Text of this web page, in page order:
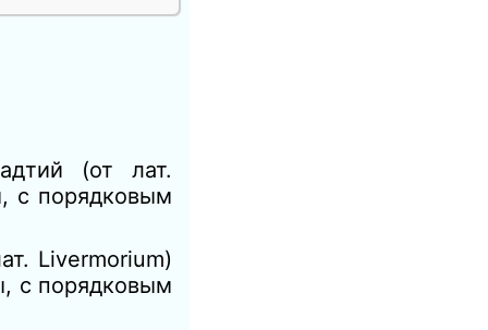
(от лат.
с порядковым
Livermorium)
с порядковым